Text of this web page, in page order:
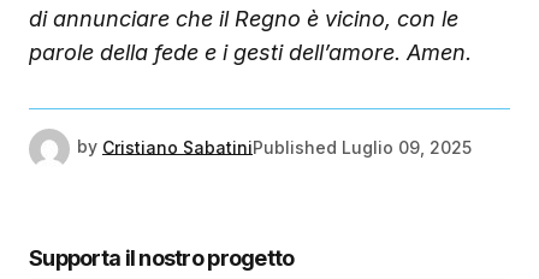
di annunciare che il Regno è vicino, con le
parole della fede e i gesti dell’amore. Amen.
by Cristiano SabatiniPublished Luglio 09, 2025
Supporta il nostro progetto